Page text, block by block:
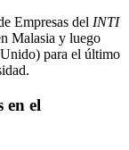
Empresas del INTI
Malasia y luego
para el último
en el